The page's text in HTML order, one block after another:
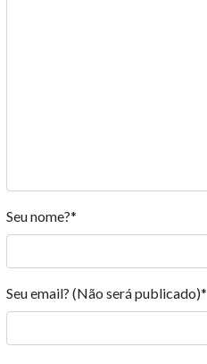
Seu nome?*
Seu email? (Não será publicado)*